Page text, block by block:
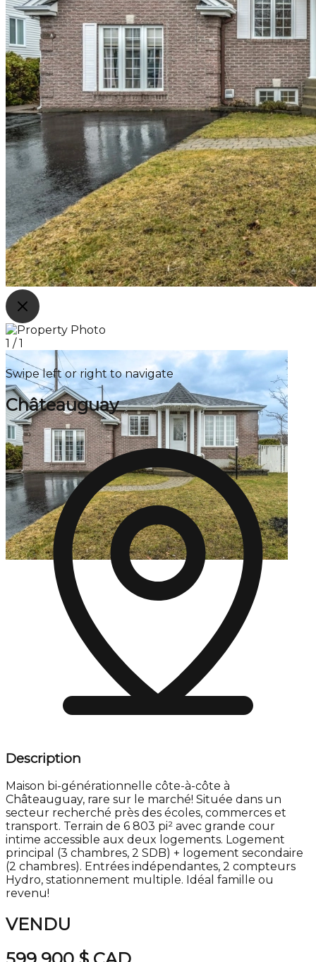
1 /1
Swipe left or right to navigate
Châteauguay
Description
Maison bi-générationnelle côte-à-côte à
Châteauguay, rare sur le marché! Située dans un
secteur recherché près des écoles, commerces et
transport. Terrain de 6 803 pi² avec grande cour
intime accessible aux deux logements. Logement
principal (3 chambres, 2 SDB) + logement secondaire
(2 chambres). Entrées indépendantes, 2 compteurs
Hydro, stationnement multiple. Idéal famille ou
revenu!
VENDU